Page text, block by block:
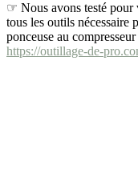
☞ Nous avons testé pour
tous les outils nécessaire
ponceuse au
https://outillage-de-